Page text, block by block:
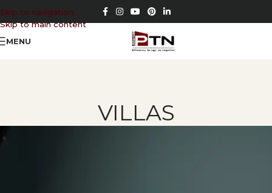
Skip to navigation
Skip to main content
MENU
VILLAS